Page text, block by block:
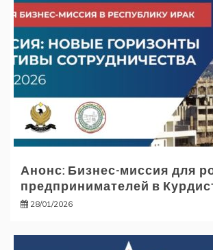
Анонс: Бизнес-миссия для
предпринимателей в
28/01/2026